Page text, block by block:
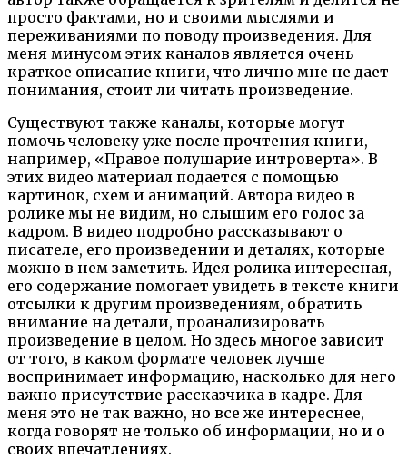
просто фактами, но и своими мыслями и
переживаниями по поводу произведения. Для
меня минусом этих каналов является очень
краткое описание книги, что лично мне не дает
понимания, стоит ли читать произведение.
Существуют также каналы, которые могут
помочь человеку уже после прочтения книги,
например, «Правое полушарие интроверта». В
этих видео материал подается с помощью
картинок, схем и анимаций. Автора видео в
ролике мы не видим, но слышим его голос за
кадром. В видео подробно рассказывают о
писателе, его произведении и деталях, которые
можно в нем заметить. Идея ролика интересная,
его содержание помогает увидеть в тексте книги
отсылки к другим произведениям, обратить
внимание на детали, проанализировать
произведение в целом. Но здесь многое зависит
от того, в каком формате человек лучше
воспринимает информацию, насколько для него
важно присутствие рассказчика в кадре. Для
меня это не так важно, но все же интереснее,
когда говорят не только об информации, но и о
своих впечатлениях.